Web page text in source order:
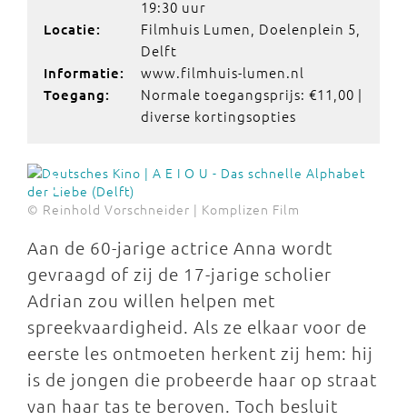
19:30 uur
Locatie:
Filmhuis Lumen, Doelenplein 5,
Delft
Informatie: www.filmhuis-lumen.nl
Toegang:
Normale toegangsprijs: €11,00 |
diverse kortingsopties
© Reinhold Vorschneider | Komplizen Film
Aan de 60-jarige actrice Anna wordt
gevraagd of zij de 17-jarige scholier
Adrian zou willen helpen met
spreekvaardigheid. Als ze elkaar voor de
eerste les ontmoeten herkent zij hem: hij
is de jongen die probeerde haar op straat
van haar tas te beroven. Toch besluit